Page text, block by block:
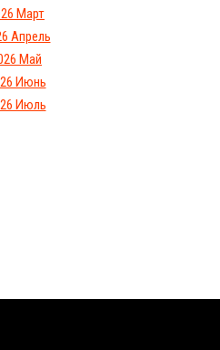
Март
Апрель
Май
Июнь
Июль